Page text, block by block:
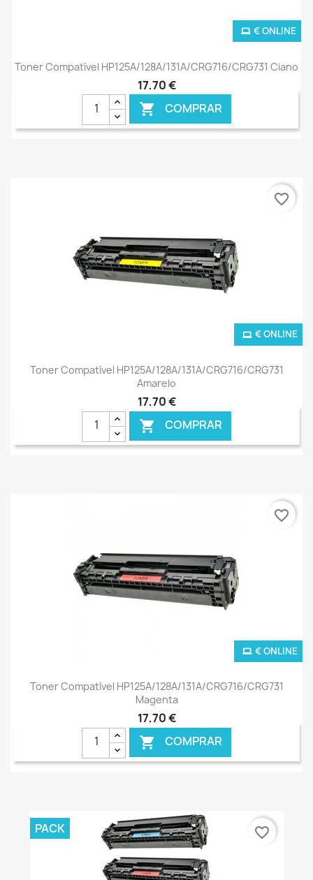
Toner Compatível HP125A/128A/131A/CRG716/CRG731 Ciano
17,70 €
 COMPRAR
€ ONLINE
Toner Compatível HP125A/128A/131A/CRG716/CRG731
Amarelo
17,70 €
 COMPRAR
€ ONLINE
favorite_border
Toner Compatível HP125A/128A/131A/CRG716/CRG731
Magenta
17,70 €
 COMPRAR
€ ONLINE
favorite_border
PACK favorite_border